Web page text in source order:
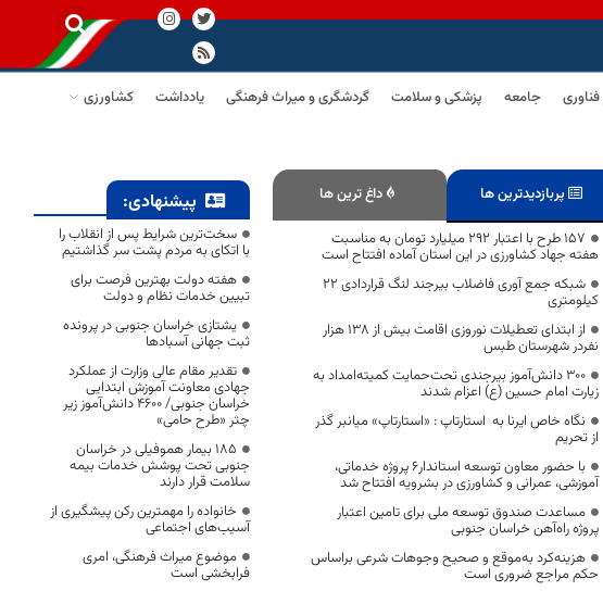
جامعه پزشکی و سلامت گردشگری و میراث فرهنگی یادداشت
کشاورزی
پربازدیدترین ها داغ ترین ها
۱۵۷ طرح با اعتبار ۲۹۲ میلیارد تومان به مناسبت
هفته جهاد کشاورزی در این استان آماده افتتاح است
شبکه جمع آوری فاضلاب بیرجند لنگ قراردادی ۲۲
کیلومتری
از ابتدای تعطیلات نوروزی اقامت بیش از ۱۳۸ هزار
نفردر شهرستان طبس
۳۰۰ دانش‌آموز بیرجندی تحت‌حمایت کمیته‌امداد به
زیارت امام حسین (ع) اعزام شدند
نگاه خاص ایرنا به استارتاپ : «استارتاپ» میانبر گذر
از تحریم
با حضور معاون توسعه استاندار۶ پروژه خدماتی،
آموزشی، عمرانی و کشاورزی در بشرویه افتتاح شد
مساعدت صندوق توسعه ملی برای تامین اعتبار
پروژه راه‌آهن خراسان جنوبی
هزینه‌کرد به‌موقع و صحیح وجوهات شرعی براساس
حکم مراجع ضروری است
پیشنهادی:
سخت‌ترین شرایط پس از انقلاب را
با اتکای به مردم پشت سر گذاشتیم
هفته دولت بهترین فرصت برای
تبیین خدمات نظام و دولت
یشتازی خراسان جنوبی در پرونده
ثبت جهانی آسبادها
تقدیر مقام عالی وزارت از عملکرد
جهادی معاونت آموزش ابتدایی
خراسان جنوبی/ ۴۶۰۰ دانش‌آموز زیر
چتر «طرح حامی»
۱۸۵ بیمار هموفیلی در خراسان
جنوبی تحت پوشش خدمات بیمه
سلامت قرار دارند
خانواده را مهمترین رکن پیشگیری از
آسیب‌های اجتماعی
موضوع میراث فرهنگی، امری
فرابخشی است